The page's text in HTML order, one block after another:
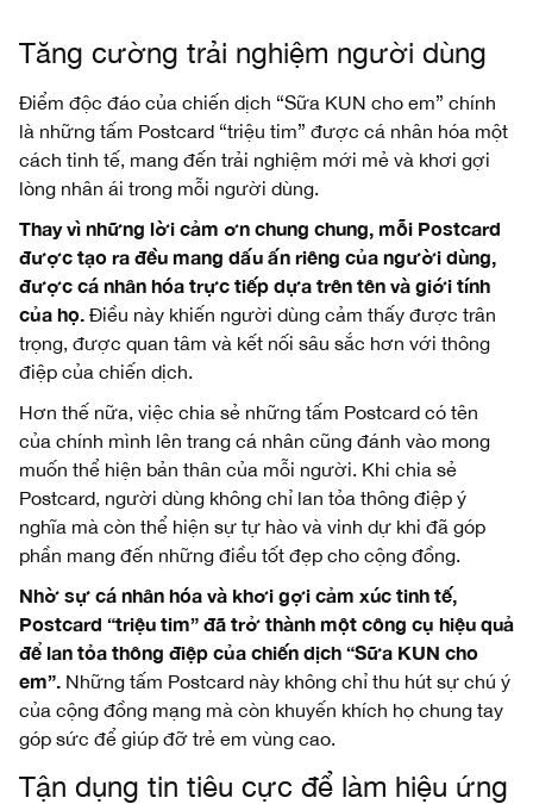
Tăng cường trải nghiệm người dùng
Điểm độc đáo của chiến dịch “Sữa KUN cho em” chính
là những tấm Postcard “triệu tim” được cá nhân hóa một
cách tinh tế, mang đến trải nghiệm mới mẻ và khơi gợi
lòng nhân ái trong mỗi người dùng.
Thay vì những lời cảm ơn chung chung, mỗi Postcard
được tạo ra đều mang dấu ấn riêng của người dùng,
được cá nhân hóa trực tiếp dựa trên tên và giới tính
của họ. Điều này khiến người dùng cảm thấy được trân
trọng, được quan tâm và kết nối sâu sắc hơn với thông
điệp của chiến dịch.
Hơn thế nữa, việc chia sẻ những tấm Postcard có tên
của chính mình lên trang cá nhân cũng đánh vào mong
muốn thể hiện bản thân của mỗi người. Khi chia sẻ
Postcard, người dùng không chỉ lan tỏa thông điệp ý
nghĩa mà còn thể hiện sự tự hào và vinh dự khi đã góp
phần mang đến những điều tốt đẹp cho cộng đồng.
Nhờ sự cá nhân hóa và khơi gợi cảm xúc tinh tế,
Postcard “triệu tim” đã trở thành một công cụ hiệu quả
để lan tỏa thông điệp của chiến dịch “Sữa KUN cho
em”. Những tấm Postcard này không chỉ thu hút sự chú ý
của cộng đồng mạng mà còn khuyến khích họ chung tay
góp sức để giúp đỡ trẻ em vùng cao.
Tận dụng tin tiêu cực để làm hiệu ứng